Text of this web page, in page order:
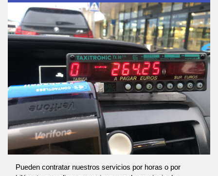
Pueden contratar nuestros servicios por horas o por